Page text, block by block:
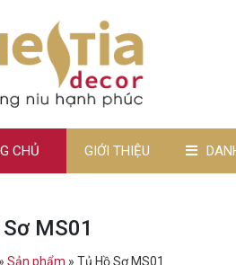
CHỦ GIỚI THIỆU
MS01
» Sản phẩm » Tủ Hồ Sơ MS01